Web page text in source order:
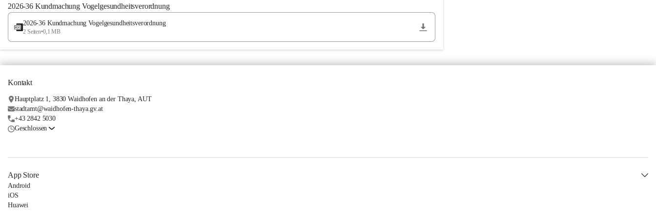
2026-36 Kundmachung Vogelgesundheitsverordnung
2026-36 Kundmachung Vogelgesundheitsverordnung
2 Seiten•0,1 MB
Kontakt
Hauptplatz 1, 3830 Waidhofen an der Thaya, AUT
stadtamt@waidhofen-thaya.gv.at
+43 2842 5030
Geschlossen
App Store
Android
iOS
Huawei